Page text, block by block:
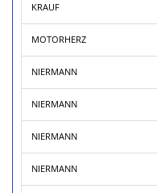
KRAUF
MOTORHERZ
NIERMANN
NIERMANN
NIERMANN
NIERMANN